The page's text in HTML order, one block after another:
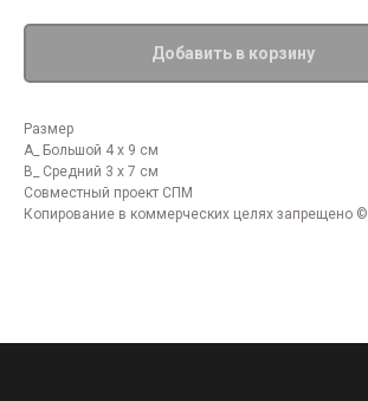
Добавить в корзину
Размер
А_ Большой 4 х 9 см
В_ Средний 3 х 7 см
Совместный проект СПМ
Копирование в коммерческих целях запрещено ©